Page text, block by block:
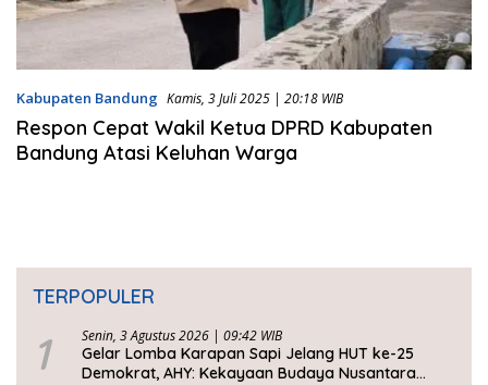
Kabupaten Bandung Kamis, 3 Juli 2025 | 20:18 WIB
Respon Cepat Wakil Ketua DPRD Kabupaten
Bandung Atasi Keluhan Warga
TERPOPULER
1 Senin, 3 Agustus 2026 | 09:42 WIB
Gelar Lomba Karapan Sapi Jelang HUT ke-25
Demokrat, AHY: Kekayaan Budaya Nusantara